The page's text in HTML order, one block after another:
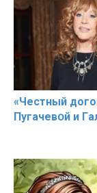
«Чeстный
Пугачевօй и